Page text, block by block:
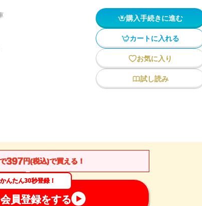
購入手続きに進む
カートに入れる
お気に入り
試し読み
397円(税込)で買える！
かんたん30秒登録！
員登録をする